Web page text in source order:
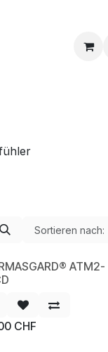
Sortieren nach:
ATM2-
CHF